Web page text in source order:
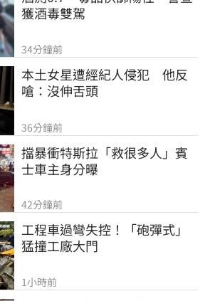
獲酒毒雙駕
34分鐘前
本土女星遭經紀人侵犯　他反
嗆：沒伸舌頭
36分鐘前
擋暴衝特斯拉「救很多人」賓
士車主身分曝
42分鐘前
工程車過彎失控！「砲彈式」
猛撞工廠大門
1小時前